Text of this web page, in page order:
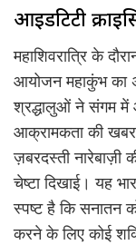
आइडेंटिटी
महाशिवरात्रि के
आयोजन महाकुंभ
श्रद्धालुओं ने संगम में
आक्रामकता की खबर
ज़बरदस्ती नारेबाज़ी
चेष्टा दिखाई। यह
स्पष्ट है कि सनातन
करने के लिए कोई